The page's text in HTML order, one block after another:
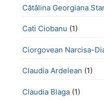
Cătălina Georgiana
Cati Ciobanu (1)
Ciorgovean Narcisa-
Claudia Ardelean (1)
Claudia Blaga (1)